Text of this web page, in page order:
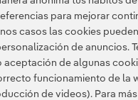
Política de Privacidad
en el uso de la IA Política de
para mejorar
casos las cookies
de anuncios.
aceptación de algunas
funcionamiento de la
de videos). Para más